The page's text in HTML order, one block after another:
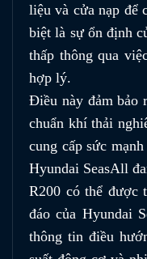
liệu và cửa nạp để
biệt là sự ổn định
thấp thông qua
hợp lý.
Điều này đảm bảo
chuẩn khí thải
cung cấp sức
Hyundai SeasAll
R200 có thể được
đáo của Hyundai
thông tin điều